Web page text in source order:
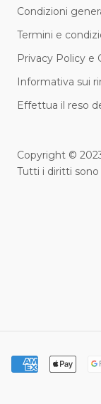
Condizioni
Termini e
Privacy Policy e
Informativa sui
Effettua il reso
Copyright ©
Tutti i diritti sono